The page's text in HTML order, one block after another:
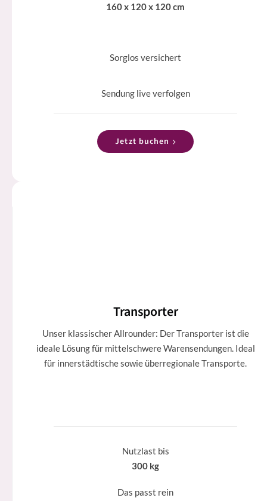
160 x 120 x 120 cm
Sorglos versichert
Sendung live verfolgen
Jetzt buchen
Transporter
Unser klassischer Allrounder: Der Transporter ist die
ideale Lösung für mittelschwere Warensendungen. Ideal
für innerstädtische sowie überregionale Transporte.
Nutzlast bis
300 kg
Das passt rein